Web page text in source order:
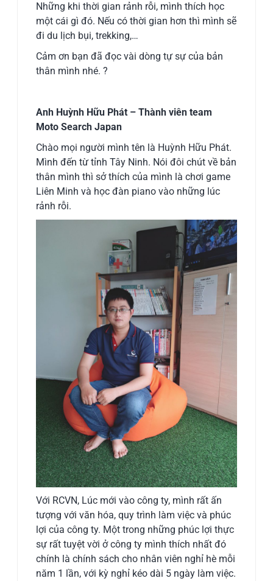
Những khi thời gian rảnh rỗi, mình thích học
một cái gì đó. Nếu có thời gian hơn thì mình sẽ
đi du lịch bụi, trekking,…
Cảm ơn bạn đã đọc vài dòng tự sự của bản
thân mình nhé.?
Anh Huỳnh Hữu Phát – Thành viên team
Moto Search Japan
Chào mọi người mình tên là Huỳnh Hữu Phát.
Mình đến từ tỉnh Tây Ninh. Nói đôi chút về bản
thân mình thì sở thích của mình là chơi game
Liên Minh và học đàn piano vào những lúc
rảnh rỗi.
Với RCVN, Lúc mới vào công ty, mình rất ấn
tượng với văn hóa, quy trình làm việc và phúc
lợi của công ty. Một trong những phúc lợi thực
sự rất tuyệt vời ở công ty mình thích nhất đó
chính là chính sách cho nhân viên nghỉ hè mỗi
năm 1 lần, với kỳ nghỉ kéo dài 5 ngày làm việc.